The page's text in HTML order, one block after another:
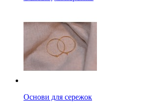
Основи для сережок